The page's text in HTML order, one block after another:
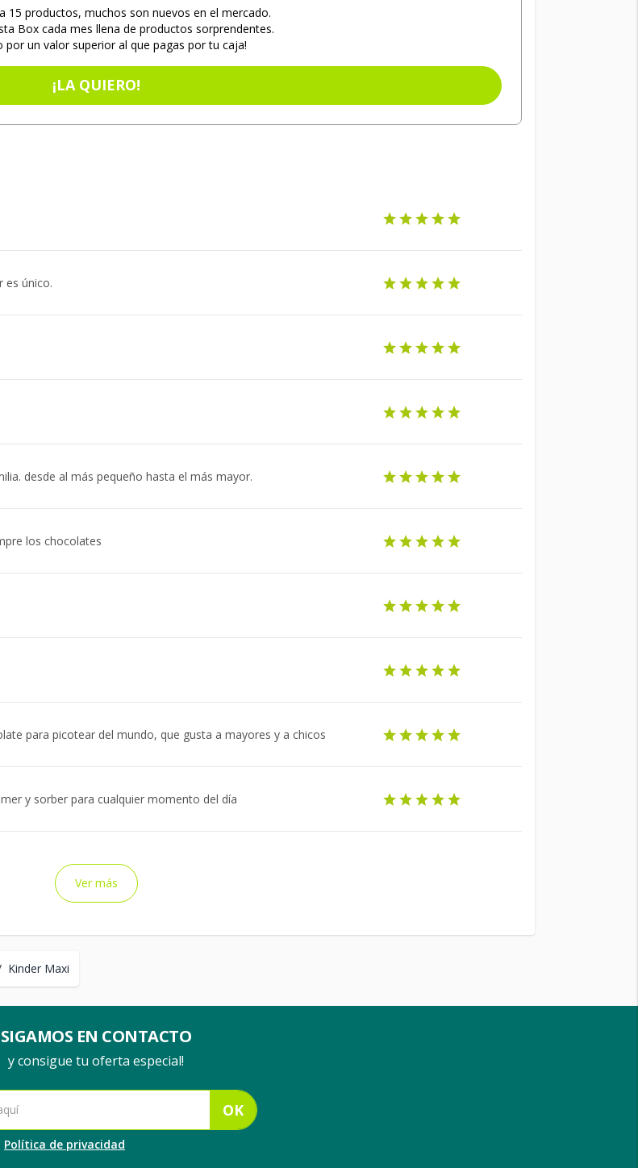
Kinder Maxi
15 productos, muchos son nuevos en el mercado.
Box cada mes llena de productos sorprendentes.
por un valor superior al que pagas por tu caja!
¡LA QUIERO!
es único.
desde al más pequeño hasta el más mayor.
los chocolates
para picotear del mundo, que gusta a mayores y a chicos
y sorber para cualquier momento del día
Ver más
SIGAMOS EN CONTACTO
y consigue tu oferta especial!
OK
Política de privacidad